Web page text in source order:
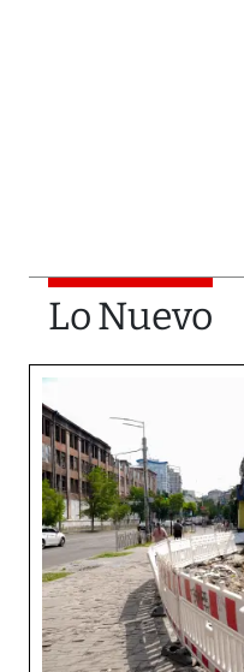
Lo Nuevo